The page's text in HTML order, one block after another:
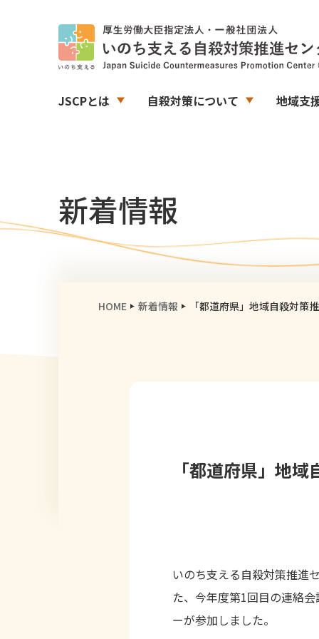
JSCPとは 自殺対策について 地域支
新着情報
HOME 新着情報 「都道府県」地域自殺対策
「都道府県」地
いのち支える自殺対策推進
た、今年度第1回目の連絡
ーが参加しました。